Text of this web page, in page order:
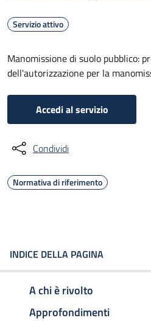
Servizio attivo
Manomissione di suolo pubblico:
dell'autorizzazione per la
Accedi al servizio
Condividi
Normativa di riferimento
INDICE DELLA PAGINA
A chi è rivolto
Approfondimenti